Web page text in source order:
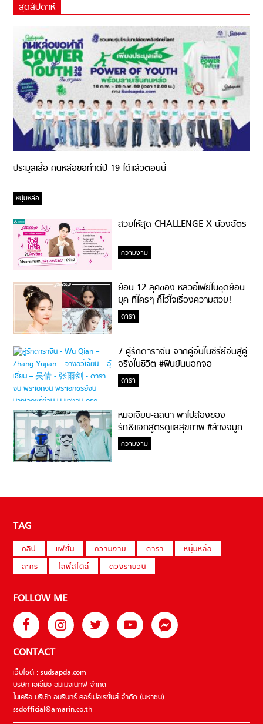
สุดสัปดาห์
ประมูลเสื้อ คนหล่อขอทำดีปี 19 ได้แล้วตอนนี้
หนุ่มหล่อ
สวยให้สุด CHALLENGE X น้องฉัตร
ความงาม
ย้อน 12 ลุคของ หลิวอี้เฟยในชุดย้อน
ยุค ที่ใครๆ ก็ไว้ใจเรื่องความสวย!
ดารา
7 คู่รักดาราจีน จากคู่จิ้นในซีรี่ย์จีนสู่คู่
จริงในชีวิต #ฟินยันนอกจอ
ดารา
หมอเจี๊ยบ-ลลนา พาไปส่องของ
รัก&แจกสูตรดูแลสุขภาพ #ล้างจมูก
ไม่ยากจะสอนให้
ความงาม
TAG
คลิป แฟชั่น ความงาม ดารา
หนุ่มหล่อ
ละคร
ไลฟ์สไตล์ ดวงรายวัน
FOLLOW ME
CONTACT
เว็บไซต์ : sudsapda.com
บริษัท เอเอ็มอี อิมเมจิเนทีฟ จำกัด
ในเครือ บริษัท อมรินทร์ คอร์เปอเรชั่นส์ จำกัด (มหาชน)
ssdofficial@amarin.co.th